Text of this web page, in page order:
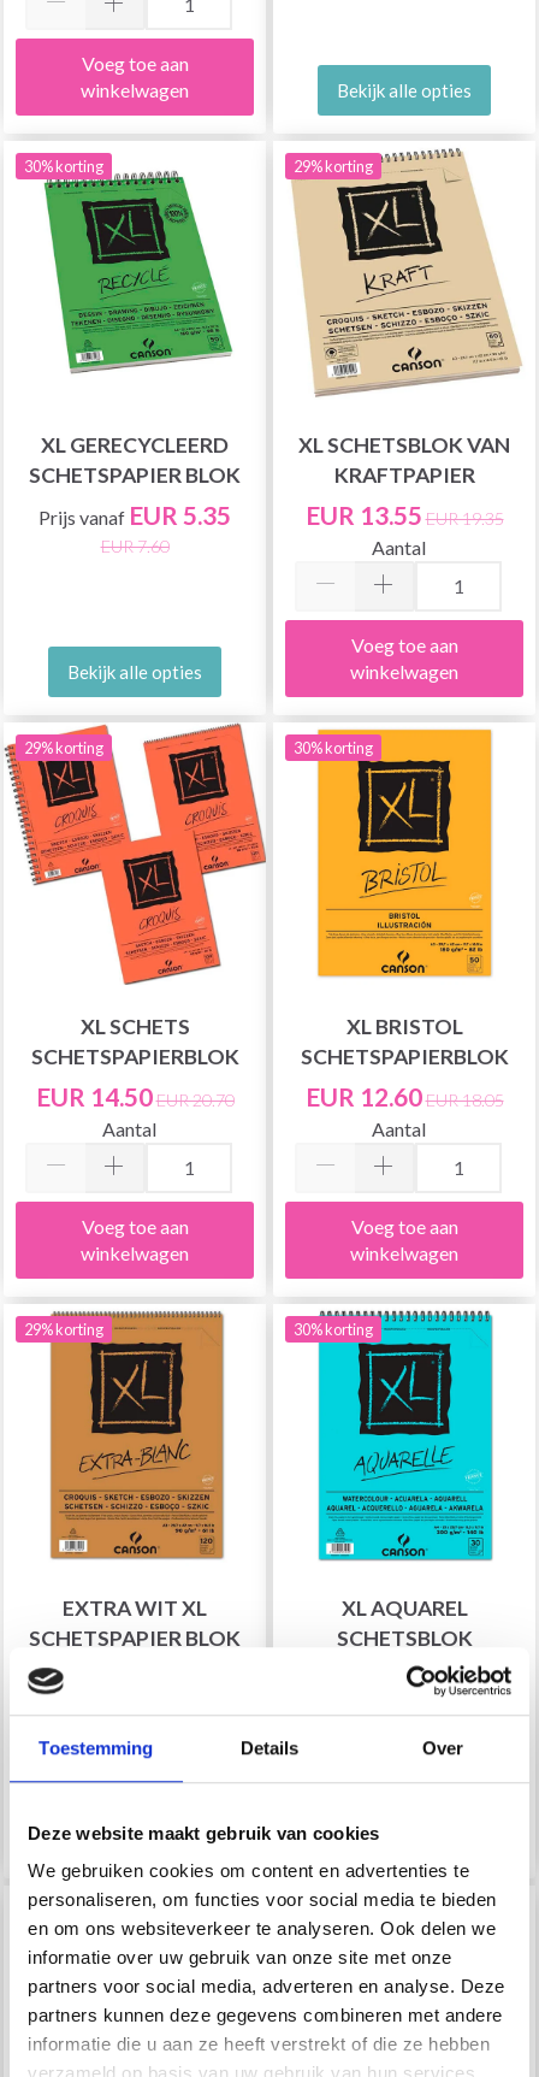
Toestemming Details Over
Deze website maakt gebruik van cookies
We gebruiken cookies om content en advertenties te
personaliseren, om functies voor social media te bieden
en om ons websiteverkeer te analyseren. Ook delen we
informatie over uw gebruik van onze site met onze
partners voor social media, adverteren en analyse. Deze
partners kunnen deze gegevens combineren met andere
informatie die u aan ze heeft verstrekt of die ze hebben
Voeg toe aan
winkelwagen
Bekijk alle opties
30% korting
XL GERECYCLEERD
SCHETSPAPIER BLOK
Prijs vanaf EUR 5.35
EUR 7.60
Bekijk alle opties
29% korting
XL SCHETSBLOK VAN
KRAFTPAPIER
EUR 13.55 EUR 19.35
Aantal
Voeg toe aan
winkelwagen
29% korting
XL SCHETS
SCHETSPAPIERBLOK
EUR 14.50EUR 20.70
Aantal
Voeg toe aan
winkelwagen
30% korting
XL BRISTOL
SCHETSPAPIERBLOK
EUR 12.60EUR 18.05
Aantal
Voeg toe aan
winkelwagen
29% korting
EXTRA WIT XL
SCHETSPAPIER BLOK
EUR 13.55
Aantal
winkelwagen
30% korting
XL AQUAREL
SCHETSBLOK
EUR 12.60EUR 18.05
Aantal
winkelwagen
29% korting 30% korting